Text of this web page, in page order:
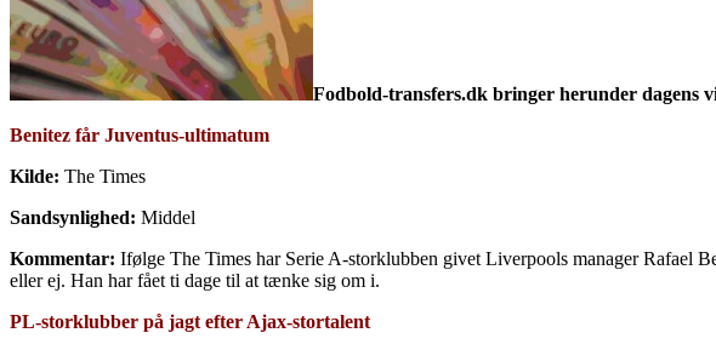
Fodbold-transfers.dk bringer herunder dagens
Benitez får Juventus-ultimatum
Kilde: The Times
Sandsynlighed: Middel
Kommentar: Ifølge The Times har Serie A-storklubben givet Liverpools manager Rafael
eller ej. Han har fået ti dage til at tænke sig om i.
PL-storklubber på jagt efter Ajax-stortalent